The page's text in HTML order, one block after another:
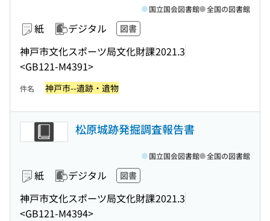
紙 デジタル 図書
神戸市文化スポーツ局文化財課2021.3
<GB121-M4391>
国立国会図書館 全国の図書館
件名 神戸市--遺跡・遺物
松原城跡発掘調査報告書
紙 デジタル 図書
神戸市文化スポーツ局文化財課2021.3
<GB121-M4394>
国立国会図書館 全国の図書館